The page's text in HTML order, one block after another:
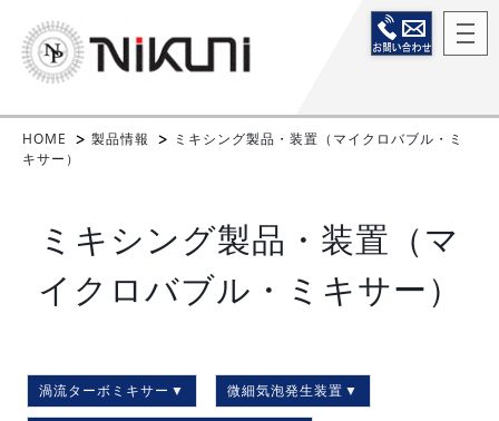
HOME 製品情報
ミキシング製品・装置（マイクロバブル・ミ
キサー）
ミキシング製品・装置（マ
イクロバブル・ミキサー）
渦流ターボミキサー 微細気泡発生装置